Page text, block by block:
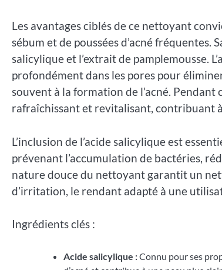
Les avantages ciblés de ce nettoyant
sébum et de poussées d’acné fréquentes.
salicylique et l’extrait de pamplemousse.
profondément dans les pores pour
souvent à la formation de l’acné. Pendant
rafraîchissant et revitalisant, contribuant
L’inclusion de l’acide salicylique est
prévenant l’accumulation de bactéries,
nature douce du nettoyant garantit un
d’irritation, le rendant adapté à une
Ingrédients clés :
Acide salicylique :Connu pour ses